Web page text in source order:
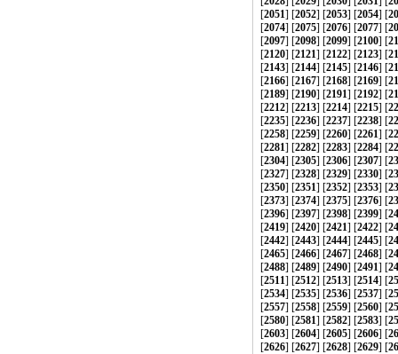
[2051] [2052] [2053] [2054] [
[2074] [2075] [2076] [2077] [
[2097] [2098] [2099] [2100] [
[2120] [2121] [2122] [2123] [
[2143] [2144] [2145] [2146] [
[2166] [2167] [2168] [2169] [
[2189] [2190] [2191] [2192] [
[2212] [2213] [2214] [2215] [
[2235] [2236] [2237] [2238] [
[2258] [2259] [2260] [2261] [
[2281] [2282] [2283] [2284] [
[2304] [2305] [2306] [2307] [
[2327] [2328] [2329] [2330] [
[2350] [2351] [2352] [2353] [
[2373] [2374] [2375] [2376] [
[2396] [2397] [2398] [2399] [
[2419] [2420] [2421] [2422] [
[2442] [2443] [2444] [2445] [
[2465] [2466] [2467] [2468] [
[2488] [2489] [2490] [2491] [
[2511] [2512] [2513] [2514] [
[2534] [2535] [2536] [2537] [
[2557] [2558] [2559] [2560] [
[2580] [2581] [2582] [2583] [
[2603] [2604] [2605] [2606] [
[2626] [2627] [2628] [2629] [